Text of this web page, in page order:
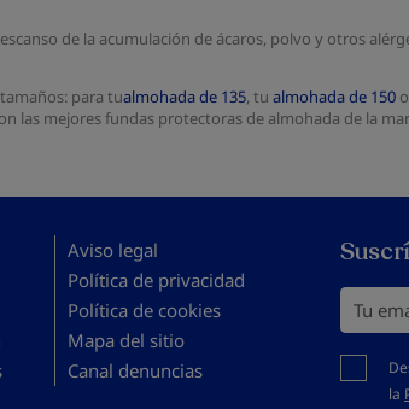
de la acumulación de ácaros, polvo y otros
para tualmohada de 135, tu almohada de 150
las mejores fundas protectoras de almohada de la
Aviso legal
Política de privacidad
Política de cookies
Mapa del sitio
Canal denuncias
Tu email
Debes
la